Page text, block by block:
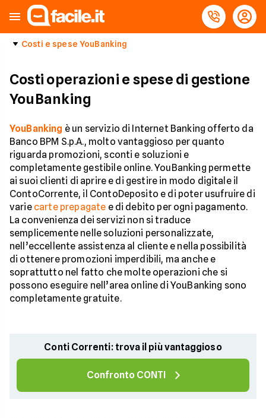
Costi e spese YouBanking
Costi operazioni e spese di gestione
YouBanking
YouBanking è un servizio di Internet Banking offerto da
Banco BPM S.p.A., molto vantaggioso per quanto
riguarda promozioni, sconti e soluzioni e
completamente gestibile online. YouBanking permette
ai suoi clienti di aprire e di gestire in modo digitale il
ContoCorrente, il ContoDeposito e di poter usufruire di
varie carte prepagate e di debito per ogni pagamento.
La convenienza dei servizi non si traduce
semplicemente nelle soluzioni personalizzate,
nell’eccellente assistenza al cliente e nella possibilità
di ottenere promozioni imperdibili, ma anche e
soprattutto nel fatto che molte operazioni che si
possono eseguire nell’area online di YouBanking sono
completamente gratuite.
Conti Correnti: trova il più vantaggioso
Confronto CONTI